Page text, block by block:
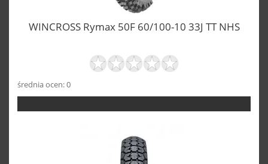
WINCROSS Rymax 50F 60/100-10 33J TT NHS
średnia ocen: 0